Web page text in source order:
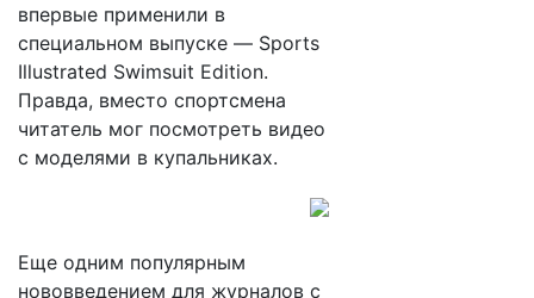
впервые применили в
специальном выпуске — Sports
Illustrated Swimsuit Edition.
Правда, вместо спортсмена
читатель мог посмотреть видео
с моделями в купальниках.
Еще одним популярным
нововведением для журналов с